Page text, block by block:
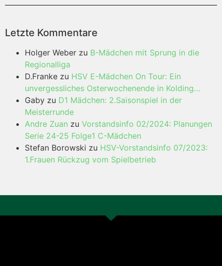
Letzte Kommentare
Holger Weber zu B-Mädchen mit Sprung in die
Regionalliga
D.Franke zu HSV E-Mädchen On Tour: Ein
unvergessliches Osterwochenende in Kolding…
Gaby zu D1 Mädchen: 2.Saisonspiel in der
Meisterrunde
Andre Zuan zu Vorstandsinfo 02/2024: Planungen
Serie 24-25 Folge1 C-Mädchen
Stefan Borowski zu HSV-Vorstandsinfo 07/2023:
1.Frauen Rückzug vom Spielbetrieb